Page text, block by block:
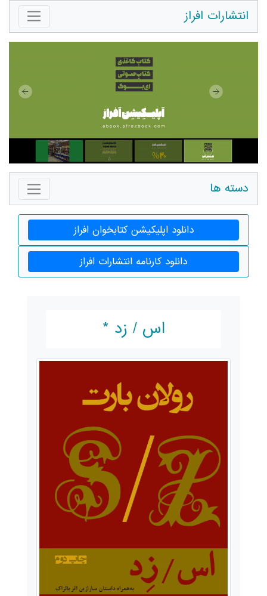
انتشارات افراز
دسته ها
دانلود اپلیکیشن کتابخوان افراز
دانلود کارنامه انتشارات افراز
اس / زد *